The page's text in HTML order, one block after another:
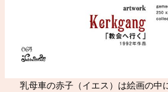
乳母車の赤子（イエス）は絵画の中